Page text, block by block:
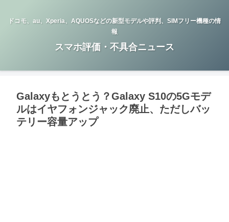
ドコモ、au、Xperia、AQUOSなどの新型モデルや評判、SIMフリー機種の情
報
スマホ評価・不具合ニュース
Galaxyもとうとう？Galaxy S10の5Gモデ
ルはイヤフォンジャック廃止、ただしバッ
テリー容量アップ